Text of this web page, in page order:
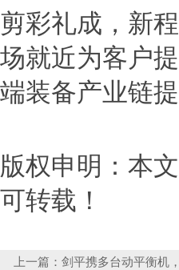
剪彩礼成，新
场就近为客户
端装备产业链
版权申明：本
可转载！
上一篇： 剑平携多台动平衡机